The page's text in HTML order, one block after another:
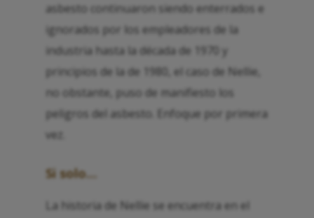
asbesto continuaron siendo enterrados e
ignorados por los empleadores de la
industria hasta la década de 1970 y
principios de la de 1980, el caso de Nellie,
no obstante, puso de manifiesto los
peligros del asbesto. Enfoque por primera
vez.
Si solo…
La historia de Nellie se encuentra en el